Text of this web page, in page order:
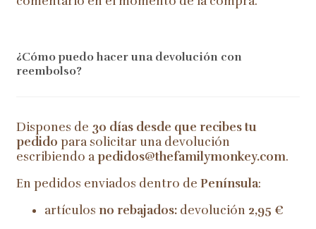
¿Cómo puedo hacer una devolución con
reembolso?
Dispones de 30 días desde que recibes tu
pedido para solicitar una devolución
escribiendo apedidos@thefamilymonkey.com.
En pedidos enviados dentro de Península:
artículos no rebajados: devolución 2,95 €